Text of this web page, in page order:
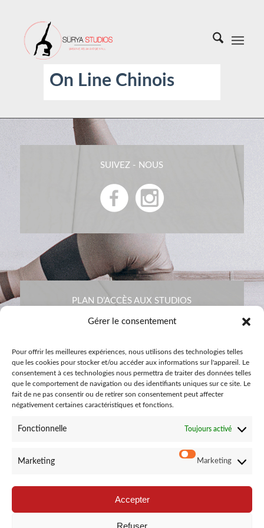
Gérer le consentement
Pour offrir les meilleures expériences, nous utilisons des technologies telles
que les cookies pour stocker et/ou accéder aux informations sur l'appareil. Le
consentement à ces technologies nous permettra de traiter des données telles
que le comportement de navigation ou des identifiants uniques sur ce site. Le
fait de ne pas consentir ou de retirer son consentement peut affecter
négativement certaines caractéristiques et fonctions.
Fonctionnelle Toujours activé
Marketing Marketing
Accepter
Refuser
On Line Chinois
SUIVEZ - NOUS
PLAN D’ACCÈS AUX STUDIOS